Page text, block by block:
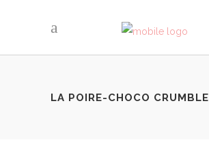
LA POIRE-CHOCO CRUMBLE